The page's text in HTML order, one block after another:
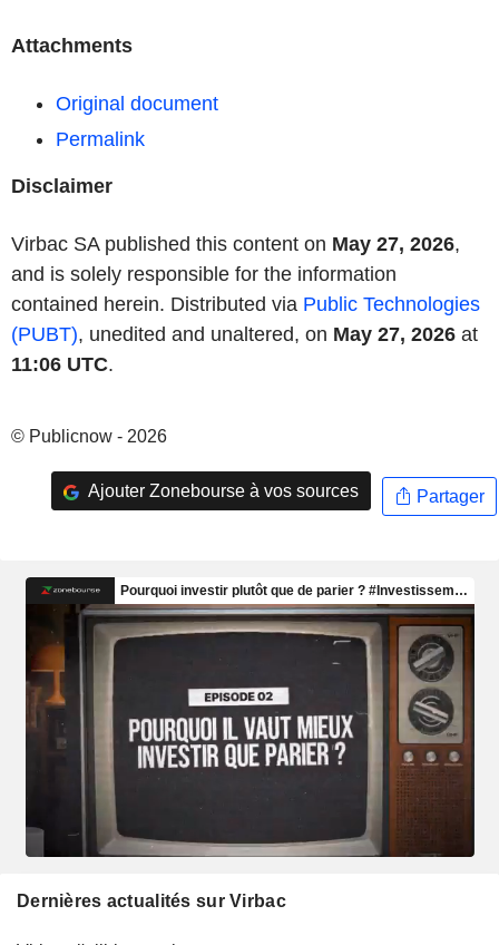
Attachments
Original document
Permalink
Disclaimer
Virbac SA published this content on May 27, 2026,
and is solely responsible for the information
contained herein. Distributed via Public Technologies
(PUBT), unedited and unaltered, on May 27, 2026 at
11:06 UTC.
© Publicnow - 2026
Ajouter Zonebourse à vos sources Partager
Dernières actualités sur Virbac